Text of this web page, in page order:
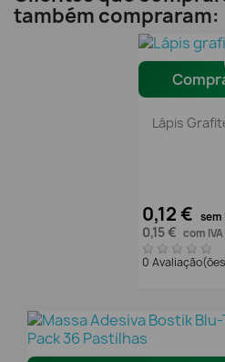
também compraram:
Lápis
0,12 € sem
0,15 € com IVA
0